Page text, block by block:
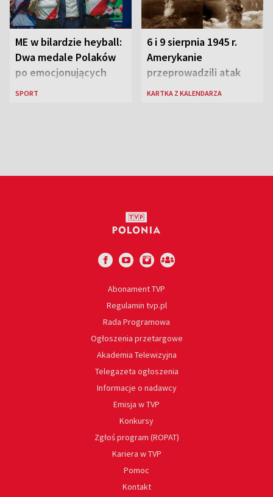
ME w bilardzie heyball:
Dwa medale Polaków
po emocjonujących
finałach w Kielcach
SPORT
6 i 9 sierpnia 1945 r.
Amerykanie
przeprowadzili atak
atomowy na Hiroszimę
KARTKA Z KALENDARZA
Abonament TVP
Regulamin tvp.pl
Rada Programowa
Ogłoszenia przetargowe
Akademia Telewizyjna
Telegazeta ogłoszenia
Informacje o nadawcy
Emisja w TVP
Konkursy
Zgłoś program (ROPAT)
Kariera w TVP
Pomoc
Kontakt